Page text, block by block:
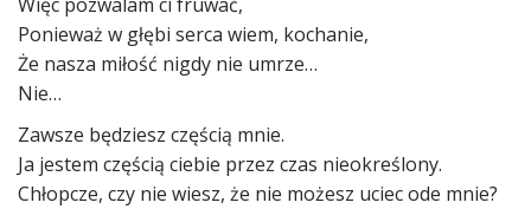
Ponieważ w głębi serca wiem, kochanie,
Że nasza miłość nigdy nie umrze…
Nie…
Zawsze będziesz częścią mnie.
Ja jestem częścią ciebie przez czas nieokreślony.
Chłopcze, czy nie wiesz, że nie możesz uciec ode mnie?